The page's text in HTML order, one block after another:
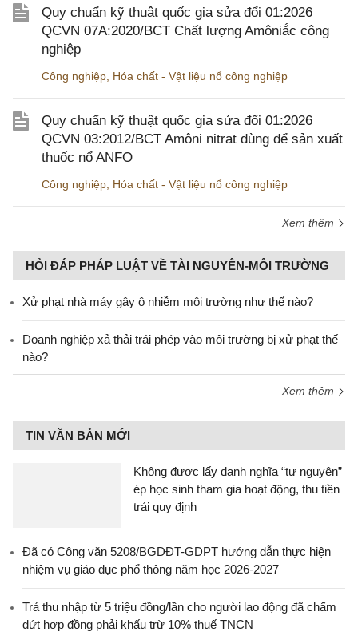
Quy chuẩn kỹ thuật quốc gia sửa đổi 01:2026
QCVN 07A:2020/BCT Chất lượng Amôniắc công
nghiệp
Công nghiệp Hóa chất - Vật liệu nổ công nghiệp
Quy chuẩn kỹ thuật quốc gia sửa đổi 01:2026
QCVN 03:2012/BCT Amôni nitrat dùng để sản xuất
thuốc nổ ANFO
Công nghiệp Hóa chất - Vật liệu nổ công nghiệp
Xem thêm
HỎI ĐÁP PHÁP LUẬT VỀ TÀI NGUYÊN-MÔI TRƯỜNG
Xử phạt nhà máy gây ô nhiễm môi trường như thế nào?
Doanh nghiệp xả thải trái phép vào môi trường bị xử phạt thế
nào?
Xem thêm
TIN VĂN BẢN MỚI
Không được lấy danh nghĩa “tự nguyện”
ép học sinh tham gia hoạt động, thu tiền
trái quy định
Đã có Công văn 5208/BGDĐT-GDPT hướng dẫn thực hiện
nhiệm vụ giáo dục phổ thông năm học 2026-2027
Trả thu nhập từ 5 triệu đồng/lần cho người lao động đã chấm
dứt hợp đồng phải khấu trừ 10% thuế TNCN